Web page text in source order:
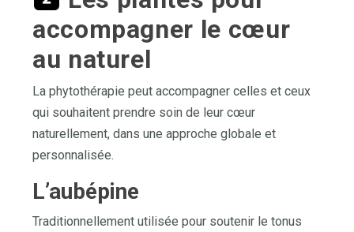
accompagner le cœur
au naturel
La phytothérapie peut accompagner celles et ceux
qui souhaitent prendre soin de leur cœur
naturellement, dans une approche globale et
personnalisée.
L’aubépine
Traditionnellement utilisée pour soutenir le tonus